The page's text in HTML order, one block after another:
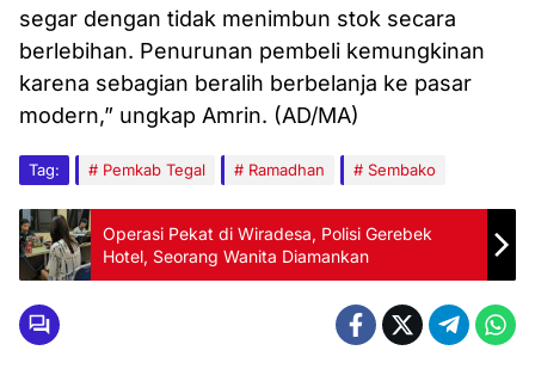
segar dengan tidak menimbun stok secara
berlebihan. Penurunan pembeli kemungkinan
karena sebagian beralih berbelanja ke pasar
modern,” ungkap Amrin. (AD/MA)
Tag: Pemkab Tegal Ramadhan Sembako
Operasi Pekat di Wiradesa, Polisi Gerebek
Hotel, Seorang Wanita Diamankan